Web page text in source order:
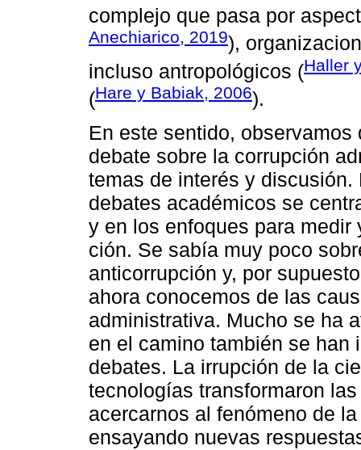
complejo que pasa por
Anechiarico, 2019),
incluso antropológicos (Haller
(Hare y Babiak, 2006).
En este sentido,
debate sobre la corrupción
temas de interés y
debates académicos se
y en los enfoques para
ción. Se sabía muy poco
anticorrupción y, por
ahora conocemos de las
administrativa. Mucho se ha
en el camino también se han
debates. La irrupción de la
tecnologías transformaron
acercarnos al fenómeno de
ensayando nuevas